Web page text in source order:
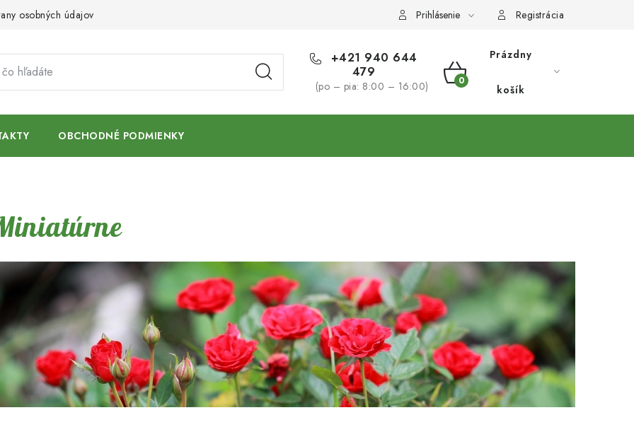
osobných údajov Prihlásenie Registrácia
+421 940 644
479
(po – pia: 8:00 – 16:00)
NÁKUPNÝ
Prázdny
košík
OBCHODNÉ PODMIENKY